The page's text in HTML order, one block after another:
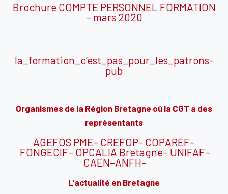
Brochure COMPTE PERSONNEL FORMATION
– mars 2020
la_formation_c’est_pas_pour_les_patrons-
pub
Organismes de la Région Bretagne où la CGT a des
représentants
AGEFOS PME– CREFOP- COPAREF–
FONGECIF– OPCALIA Bretagne– UNIFAF–
CAEN–ANFH–
L’actualité en Bretagne